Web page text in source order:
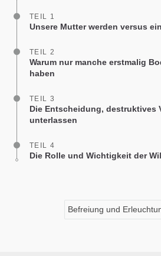
TEIL 1
Unsere Mutter werden versus
TEIL 2
Warum nur manche erstmalig
haben
TEIL 3
Die Entscheidung, destruktives
unterlassen
TEIL 4
Die Rolle und Wichtigkeit der
Befreiung und